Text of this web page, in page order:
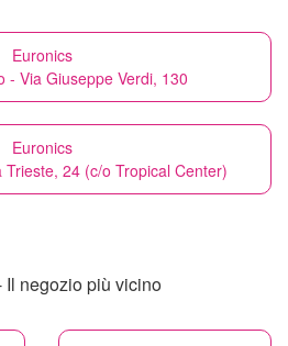
Euronics
- Via Giuseppe Verdi, 130
Euronics
Trieste, 24 (c/o Tropical Center)
Il negozio più vicino